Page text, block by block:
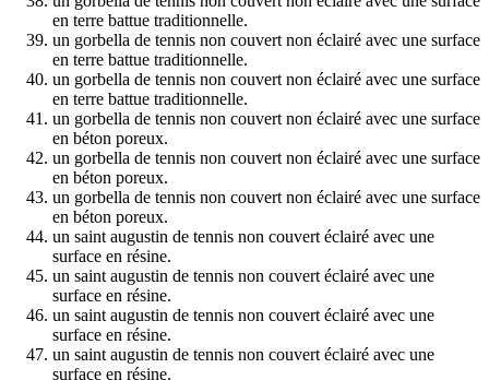
en terre battue traditionnelle.
un gorbella de tennis non couvert non éclairé avec une surface
en terre battue traditionnelle.
un gorbella de tennis non couvert non éclairé avec une surface
en terre battue traditionnelle.
un gorbella de tennis non couvert non éclairé avec une surface
en béton poreux.
un gorbella de tennis non couvert non éclairé avec une surface
en béton poreux.
un gorbella de tennis non couvert non éclairé avec une surface
en béton poreux.
un saint augustin de tennis non couvert éclairé avec une
surface en résine.
un saint augustin de tennis non couvert éclairé avec une
surface en résine.
un saint augustin de tennis non couvert éclairé avec une
surface en résine.
un saint augustin de tennis non couvert éclairé avec une
surface en résine.